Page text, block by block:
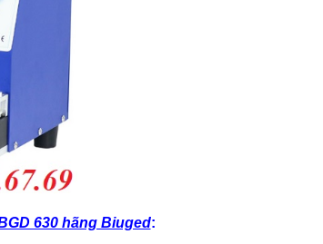
630 hãng Biuged: